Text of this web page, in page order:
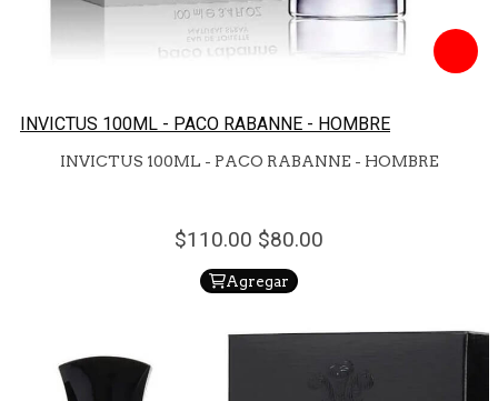
INVICTUS 100ML - PACO RABANNE - HOMBRE
INVICTUS 100ML - PACO RABANNE - HOMBRE
110.00 80.00
Agregar